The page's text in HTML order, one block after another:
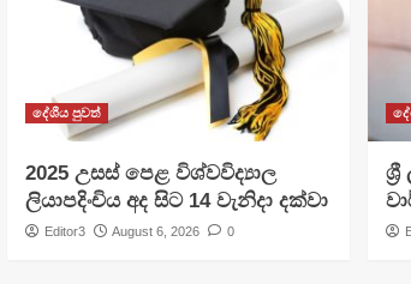
දේශීය පුවත්
​2025 උසස් පෙළ විශ්වවිද්‍යාල
ලියාපදිංචිය අද සිට 14 වැනිදා දක්වා
Editor3 August 6, 2026 0